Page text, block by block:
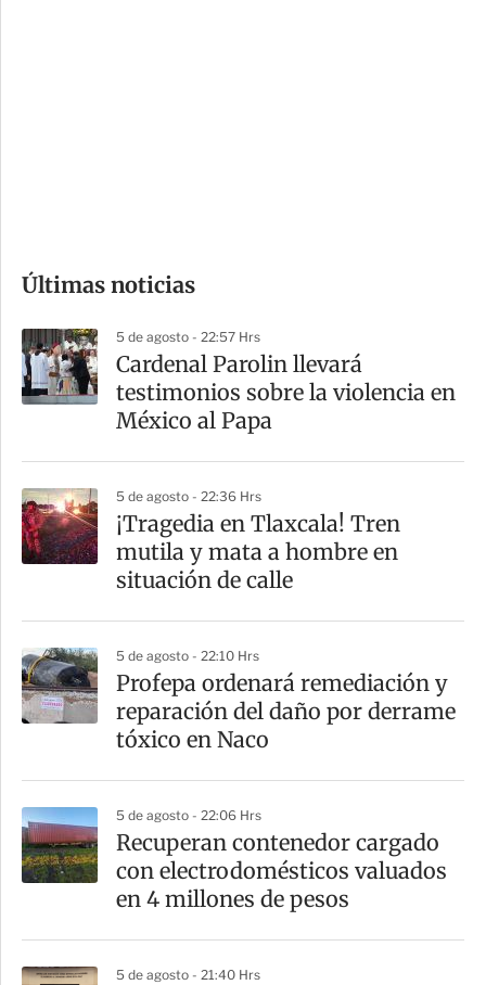
m
a
r
t
Últimas noticias
5 de agosto - 22:57 Hrs
Cardenal Parolin llevará
testimonios sobre la violencia en
México al Papa
5 de agosto - 22:36 Hrs
¡Tragedia en Tlaxcala! Tren
mutila y mata a hombre en
situación de calle
5 de agosto - 22:10 Hrs
Profepa ordenará remediación y
reparación del daño por derrame
tóxico en Naco
5 de agosto - 22:06 Hrs
Recuperan contenedor cargado
con electrodomésticos valuados
en 4 millones de pesos
5 de agosto - 21:40 Hrs